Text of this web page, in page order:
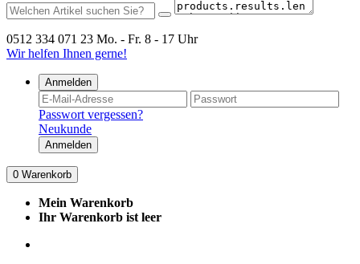
0512 334 071 23 Mo. - Fr. 8 - 17 Uhr
Wir helfen Ihnen gerne!
Anmelden
Passwort vergessen?
Neukunde
Anmelden
0 Warenkorb
Mein Warenkorb
Ihr Warenkorb ist leer